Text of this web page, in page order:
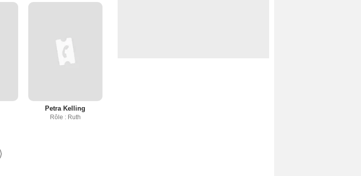
Petra Kelling
Rôle : Ruth